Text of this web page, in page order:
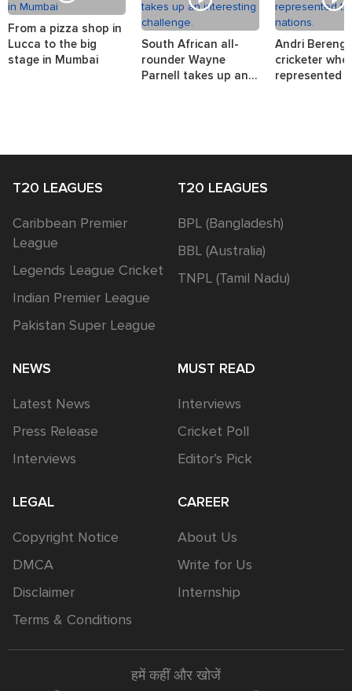
From a pizza shop in
Lucca to the big
stage in Mumbai
South African all-
rounder Wayne
Parnell takes up an
Andri
cricketer who
represented
T20 LEAGUES
Caribbean Premier
League
Legends League Cricket
Indian Premier League
Pakistan Super League
T20 LEAGUES
BPL (Bangladesh)
BBL (Australia)
TNPL (Tamil Nadu)
NEWS
Latest News
Press Release
Interviews
MUST READ
Interviews
Cricket Poll
Editor’s Pick
LEGAL
Copyright Notice
DMCA
Disclaimer
Terms & Conditions
CAREER
About Us
Write for Us
Internship
हमें कहीं और खोजें